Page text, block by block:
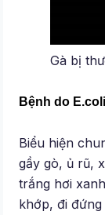
Gà bị
Bệnh do E.coli
Biểu hiện
gầy gò, ủ rũ,
trắng hơi
khớp, đi